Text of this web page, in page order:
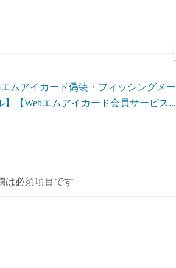
エムアイカード偽装・フィッシングメー
】【Webエムアイカード会員サービス...
は必須項目です